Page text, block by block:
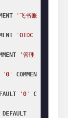
'飞书账
'OIDC
'管理
'0'
COMMEN
'0'
C
DEFAULT